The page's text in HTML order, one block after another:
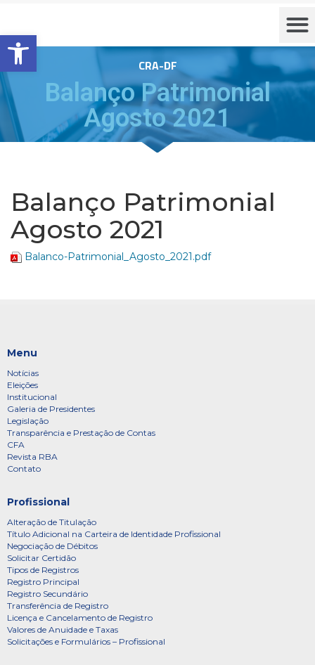
Barra de Ferramentas Aberta
CRA-DF
Balanço Patrimonial
Agosto 2021
Balanço Patrimonial
Agosto 2021
Balanco-Patrimonial_Agosto_2021.pdf
Menu
Notícias
Eleições
Institucional
Galeria de Presidentes
Legislação
Transparência e Prestação de Contas
CFA
Revista RBA
Contato
Profissional
Alteração de Titulação
Título Adicional na Carteira de Identidade Profissional
Negociação de Débitos
Solicitar Certidão
Tipos de Registros
Registro Principal
Registro Secundário
Transferência de Registro
Licença e Cancelamento de Registro
Valores de Anuidade e Taxas
Solicitações e Formulários – Profissional